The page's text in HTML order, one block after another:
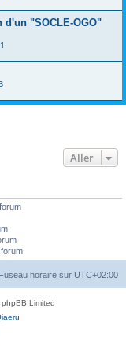
"SOCLE-OGO"
Aller
Fuseau horaire sur UTC+02:00
Limited